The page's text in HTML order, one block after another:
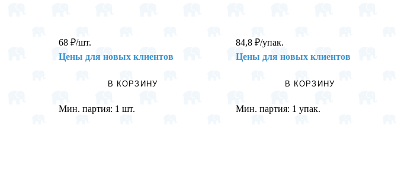
68₽/шт.
Цены для новых клиентов
В КОРЗИНУ
Мин. партия: 1 шт.
84,8₽/упак.
Цены для новых клиентов
В КОРЗИНУ
Мин. партия: 1 упак.